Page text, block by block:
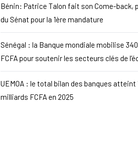
Bénin: Patrice Talon fait son Come-back,
du Sénat pour la 1ère mandature
Sénégal : la Banque mondiale mobilise
FCFA pour soutenir les secteurs clés de
UEMOA : le total bilan des banques atteint
milliards FCFA en 2025